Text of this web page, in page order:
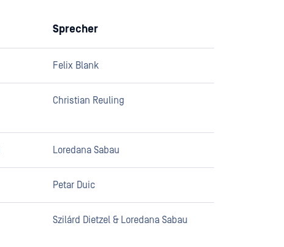
Sprecher
Felix Blank
Christian Reuling
Loredana Sabau
Petar Duic
Szilárd Dietzel & Loredana Sabau